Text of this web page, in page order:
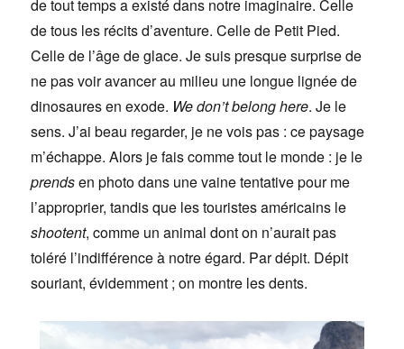
de tout temps a existé dans notre imaginaire. Celle
de tous les récits d’aventure. Celle de Petit Pied.
Celle de l’âge de glace. Je suis presque surprise de
ne pas voir avancer au milieu une longue lignée de
dinosaures en exode. We don’t belong here. Je le
sens. J’ai beau regarder, je ne vois pas : ce paysage
m’échappe. Alors je fais comme tout le monde : je le
prendsen photo dans une vaine tentative pour me
l’approprier, tandis que les touristes américains le
shootent, comme un animal dont on n’aurait pas
toléré l’indifférence à notre égard. Par dépit. Dépit
souriant, évidemment ; on montre les dents.